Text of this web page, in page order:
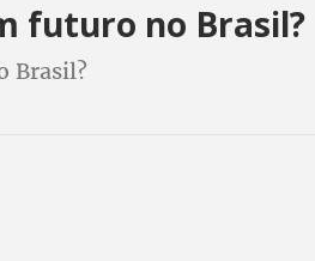
futuro no Brasil?
Brasil?